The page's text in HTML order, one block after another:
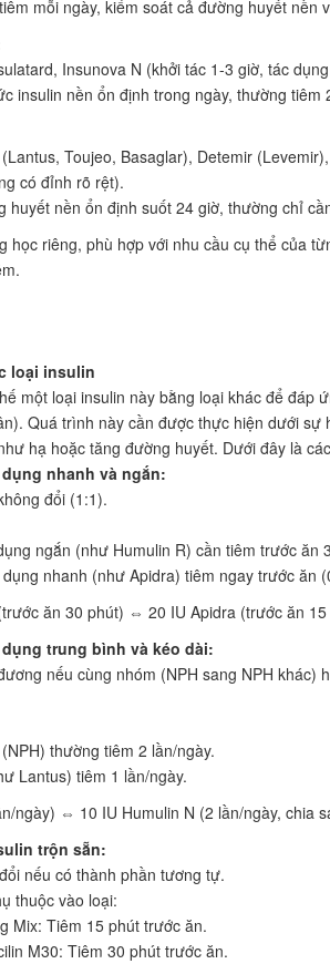
mỗi ngày, kiểm soát cả đường huyết nền
Insunova N (khởi tác 1-3 giờ, tác
insulin nền ổn định trong ngày, thường tiêm
Toujeo, Basaglar), Detemir
có đỉnh rõ rệt).
nền ổn định suốt 24 giờ, thường chỉ
học riêng, phù hợp với nhu cầu cụ thể của
loại insulin
một loại insulin này bằng loại khác để đáp
Quá trình này cần được thực hiện dưới
hạ hoặc tăng đường huyết. Dưới đây là
nhanh và ngắn:
đổi (1:1).
ngắn (như Humulin R) cần tiêm trước ăn
nhanh (như Apidra) tiêm ngay trước ăn
ăn 30 phút) ⇔ 20 IU Apidra (trước ăn 15
trung bình và kéo dài:
nếu cùng nhóm (NPH sang NPH khác)
thường tiêm 2 lần/ngày.
Lantus) tiêm 1 lần/ngày.
ngày) ⇔ 10 IU Humulin N (2 lần/ngày, chia
trộn sẵn:
nếu có thành phần tương tự.
thuộc vào loại:
Mix: Tiêm 15 phút trước ăn.
M30: Tiêm 30 phút trước ăn.